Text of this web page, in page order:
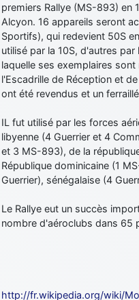
premiers Rallye (MS-893) en
Alcyon. 16 appareils seront
Sportifs), qui redevient 50S
utilisé par la 10S, d'autres
laquelle ses exemplaires
l'Escadrille de Réception et
ont été revendus et un
IL fut utilisé par les forces
libyenne (4 Guerrier et 4
et 3 MS-893), de la
République dominicaine (1
Guerrier), sénégalaise (4
Le Rallye eut un succès
nombre d'aéroclubs dans 65
http://fr.wikipedia.org/wiki/